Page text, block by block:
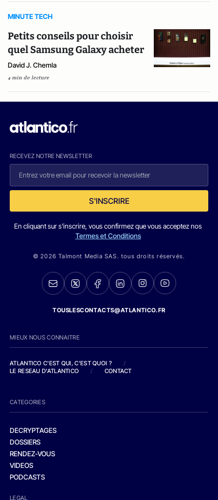
MINUTE TECH
Petits conseils pour choisir
quel Samsung Galaxy acheter
David J. Chemla
4 min de lecture
RECEVEZ NOTRE NEWSLETTER
S'INSCRIRE
En cliquant sur s'inscrire, vous confirmez que vous acceptez nos
Termes et Conditions
© 2026 Talmont Media SAS. tous droits réservés.
TOUSLESCONTACTS@ATLANTICO.FR
MIEUX NOUS CONNAITRE
ATLANTICO C'EST QUI, C'EST QUOI ?
/
LE RESEAU D'ATLANTICO
/ CONTACT
CATEGORIES
DECRYPTAGES
DOSSIERS
RENDEZ-VOUS
VIDEOS
PODCASTS
LEGAL